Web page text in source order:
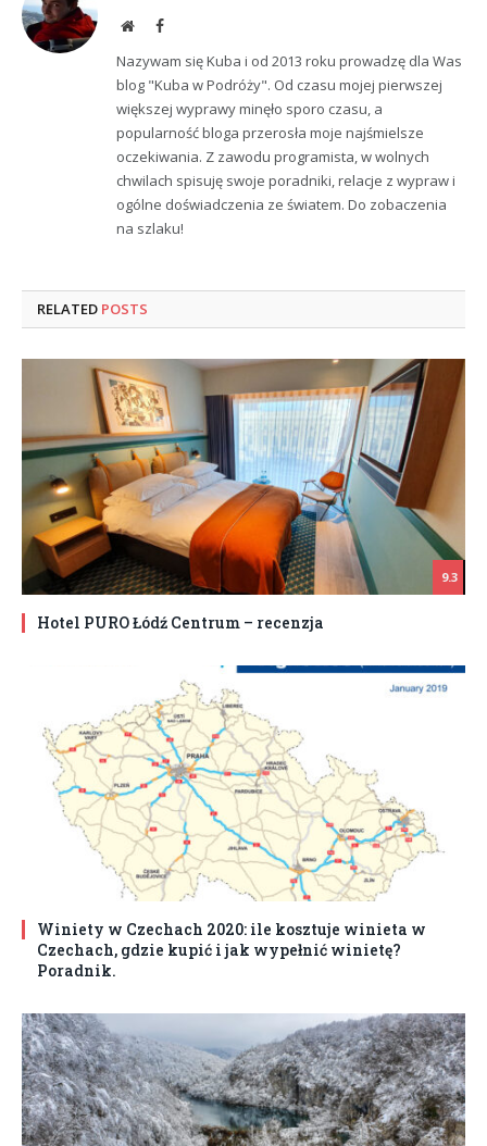
WebsiteFacebook
Nazywam się Kuba i od 2013 roku prowadzę dla Was
blog "Kuba w Podróży". Od czasu mojej pierwszej
większej wyprawy minęło sporo czasu, a
popularność bloga przerosła moje najśmielsze
oczekiwania. Z zawodu programista, w wolnych
chwilach spisuję swoje poradniki, relacje z wypraw i
ogólne doświadczenia ze światem. Do zobaczenia
na szlaku!
RELATED POSTS
9.3
Hotel PURO Łódź Centrum – recenzja
Winiety w Czechach 2020: ile kosztuje winieta w
Czechach, gdzie kupić i jak wypełnić winietę?
Poradnik.